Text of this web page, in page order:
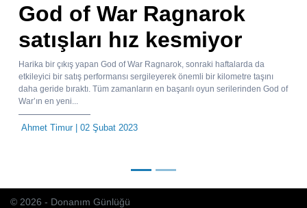
God of War Ragnarok
satışları hız kesmiyor
Harika bir çıkış yapan God of War Ragnarok, sonraki haftalarda da
etkileyici bir satış performansı sergileyerek önemli bir kilometre taşını
daha geride bıraktı. Tüm zamanların en başarılı oyun serilerinden God of
War’ın en yeni...
Ahmet Timur| 02 Şubat 2023
© 2026 - Donanım Günlüğü